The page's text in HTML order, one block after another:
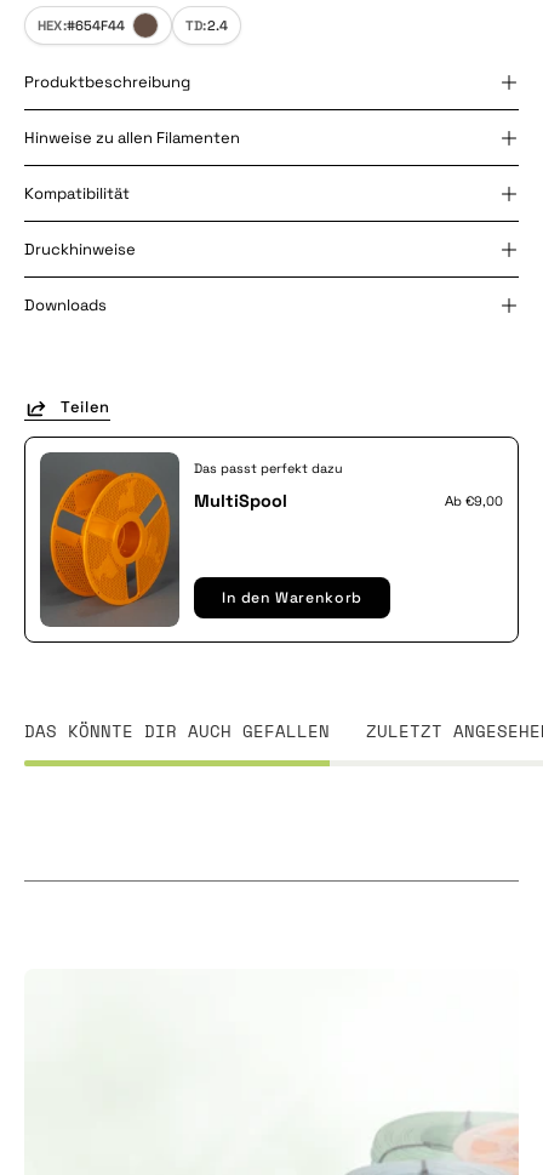
HEX:#654F44 TD:2.4
Produktbeschreibung
Hinweise zu allen Filamenten
Kompatibilität
Druckhinweise
Downloads
Teilen
Das passt perfekt dazu
MultiSpool Аb €9,00
In den Warenkorb
DAS KÖNNTE DIR AUCH GEFALLEN ZULETZT